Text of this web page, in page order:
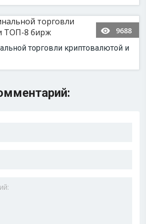
9688
торговли криптовалютой и